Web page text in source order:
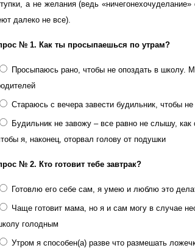
а не желания (ведь
далеко не все).
№ 1. Как ты просыпаешься по утрам?
Просыпаюсь рано, чтобы не опоздать в школу.
Стараюсь с вечера завести будильник, чтобы
Будильник не завожу – все равно не слышу,
я, наконец, оторвал голову от подушки
№ 2. Кто готовит тебе завтрак?
Готовлю его себе сам, я умею и люблю это
Чаще готовит мама, но я и сам могу в случае
голодным
Утром я способен(а) разве что размешать